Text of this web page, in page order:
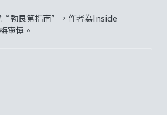
“勃艮第指南”，作者為Inside
寧博。